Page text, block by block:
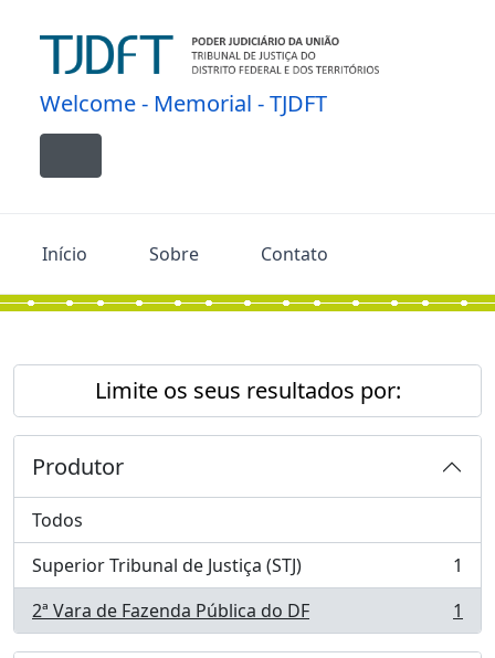
Welcome - Memorial - TJDFT
Toggle navigation
Início Sobre Contato
Limite os seus resultados por:
Produtor
Todos
Superior Tribunal de Justiça (STJ)
, 1 resultados
1
2ª Vara de Fazenda Pública do DF
, 1 resultados 1